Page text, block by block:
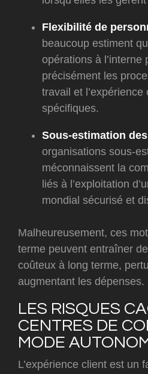
Flexibilité de
beaucoup estiment
opérations à l’interne
précisément les
travail et
spécifiques.
Sous-estimation
organisations sous-
méconnaissent la
liés à l’exploitation
mondial sécurisé et
Malheureusement, ces
terme peuvent entraîner
coûteux à long terme,
augmentant les dépenses.
LES RISQUES
CENTRES DE
MODE
L’expérience client est un